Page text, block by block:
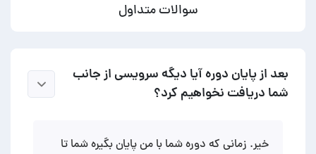
سوالات متداول
بعد از پایان دوره آیا دیگه سرویسی از جانب
شما دریافت نخواهیم کرد؟
خیر. زمانی که دوره شما با من پایان بگیره شما تا